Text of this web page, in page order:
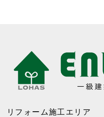
リフォーム施工エリア